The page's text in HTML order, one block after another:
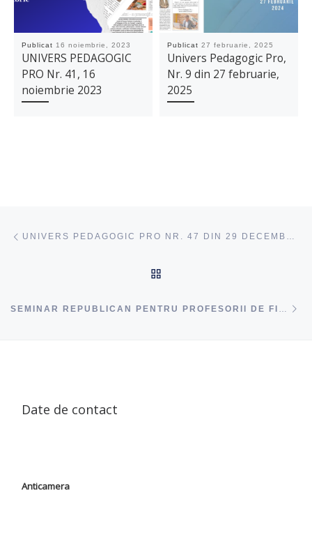
Publicat 16 noiembrie, 2023
UNIVERS PEDAGOGIC
PRO Nr. 41, 16
noiembrie 2023
Publicat27 februarie, 2025
Univers Pedagogic Pro,
Nr. 9 din 27 februarie,
2025
UNIVERS PEDAGOGIC PRO NR. 47 DIN 29 DECEMBRIE, 2022
Date de contact
Anticamera